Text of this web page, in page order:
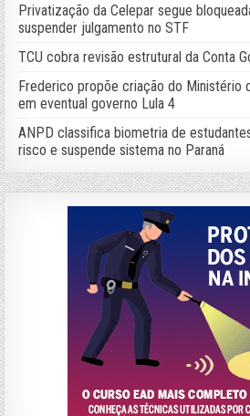
Privatização da Celepar segue
suspender julgamento no STF
TCU cobra revisão estrutural da Conta
Frederico propõe criação do Ministério
em eventual governo Lula 4
ANPD classifica biometria de
risco e suspende sistema no Paraná